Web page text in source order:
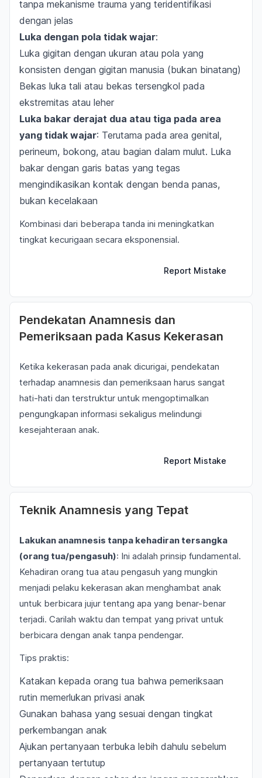
tanpa mekanisme trauma yang teridentifikasi
dengan jelas
Luka dengan pola tidak wajar:
Luka gigitan dengan ukuran atau pola yang
konsisten dengan gigitan manusia (bukan binatang)
Bekas luka tali atau bekas tersengkol pada
ekstremitas atau leher
Luka bakar derajat dua atau tiga pada area
yang tidak wajar: Terutama pada area genital,
perineum, bokong, atau bagian dalam mulut. Luka
bakar dengan garis batas yang tegas
mengindikasikan kontak dengan benda panas,
bukan kecelakaan
Kombinasi dari beberapa tanda ini meningkatkan
tingkat kecurigaan secara eksponensial.
Report Mistake
Pendekatan Anamnesis dan
Pemeriksaan pada Kasus Kekerasan
Ketika kekerasan pada anak dicurigai, pendekatan
terhadap anamnesis dan pemeriksaan harus sangat
hati-hati dan terstruktur untuk mengoptimalkan
pengungkapan informasi sekaligus melindungi
kesejahteraan anak.
Report Mistake
Teknik Anamnesis yang Tepat
Lakukan anamnesis tanpa kehadiran tersangka
(orang tua/pengasuh): Ini adalah prinsip fundamental.
Kehadiran orang tua atau pengasuh yang mungkin
menjadi pelaku kekerasan akan menghambat anak
untuk berbicara jujur tentang apa yang benar-benar
terjadi. Carilah waktu dan tempat yang privat untuk
berbicara dengan anak tanpa pendengar.
Tips praktis:
Katakan kepada orang tua bahwa pemeriksaan
rutin memerlukan privasi anak
Gunakan bahasa yang sesuai dengan tingkat
perkembangan anak
Ajukan pertanyaan terbuka lebih dahulu sebelum
pertanyaan tertutup